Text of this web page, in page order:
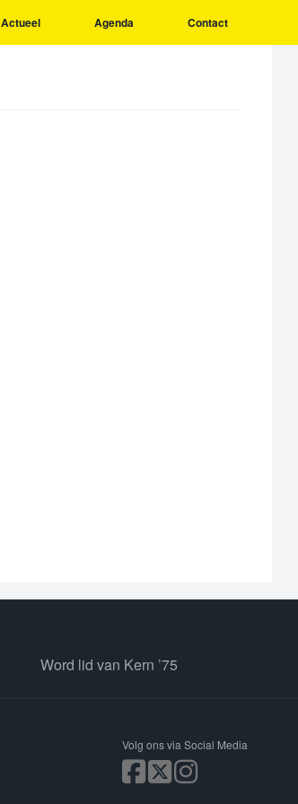
Actueel Agenda Contact
Word lid van Kern ’75
Volg ons via Social Media